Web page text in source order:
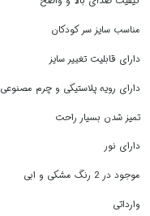
مناسب سایز سر کودکان
دارای قابلیت تغییر سایز
دارای رویه پلاستیکی و چرم مصنوعی
تمیز شدن بسیار راحت
دارای نور
موجود در 2 رنگ مشکی و ابی
وارداتی